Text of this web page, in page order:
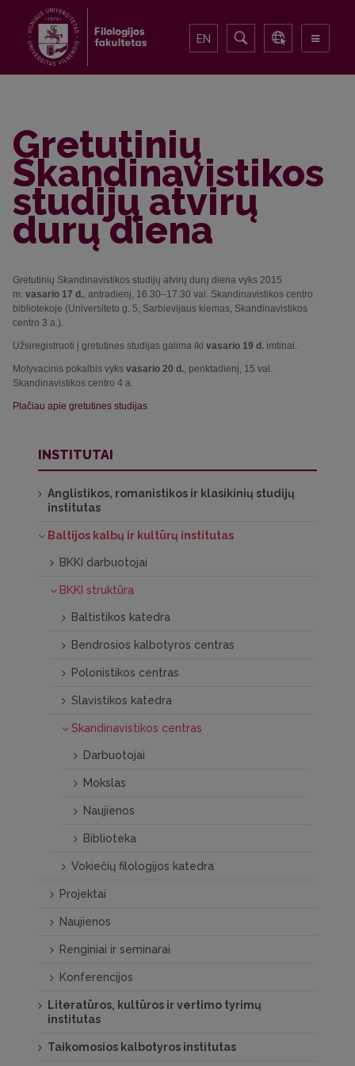
EN
Gretutinių
Skandinavistikos
studijų atvirų
durų diena
Gretutinių Skandinavistikos studijų atvirų durų diena vyks 2015
m. vasario 17 d., antradienį, 16.30–17.30 val. Skandinavistikos centro
bibliotekoje (Universiteto g. 5, Sarbievijaus kiemas, Skandinavistikos
centro 3 a.).
Užsiregistruoti į gretutines studijas galima iki vasario 19 d. imtinai.
Motyvacinis pokalbis vyks vasario 20 d., penktadienį, 15 val.
Skandinavistikos centro 4 a.
Plačiau apie gretutines studijas
INSTITUTAI
Anglistikos, romanistikos ir klasikinių studijų
institutas
Baltijos kalbų ir kultūrų institutas
BKKI darbuotojai
BKKI struktūra
Baltistikos katedra
Bendrosios kalbotyros centras
Polonistikos centras
Slavistikos katedra
Skandinavistikos centras
Darbuotojai
Mokslas
Naujienos
Biblioteka
Vokiečių filologijos katedra
Projektai
Naujienos
Renginiai ir seminarai
Konferencijos
Literatūros, kultūros ir vertimo tyrimų
institutas
Taikomosios kalbotyros institutas